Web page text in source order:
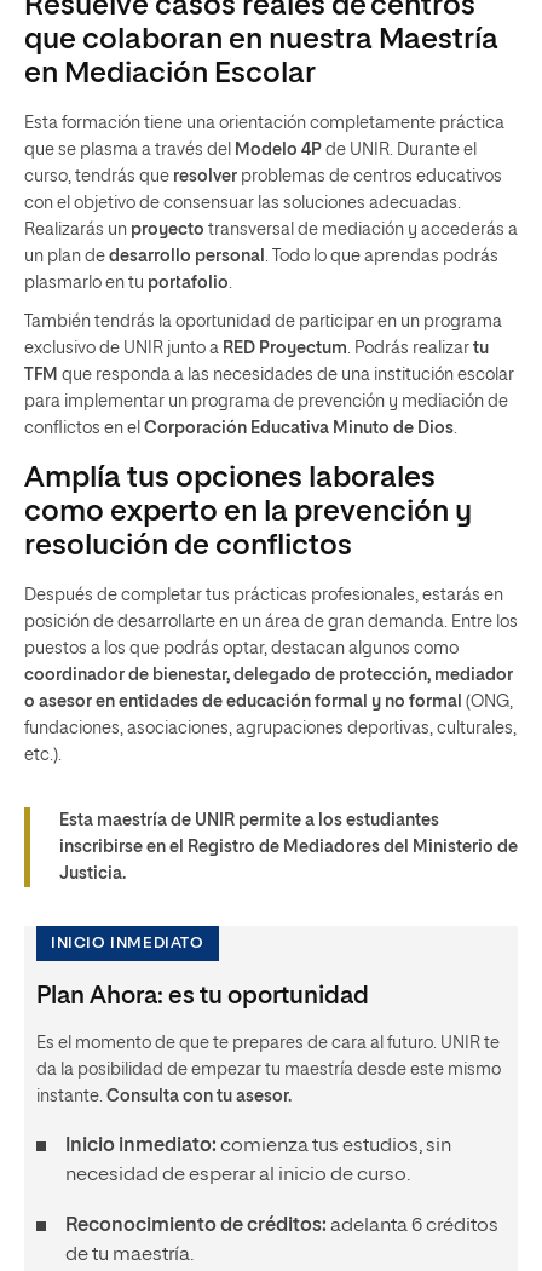
Resuelve casos reales de centros
que colaboran en nuestra Maestría
en Mediación Escolar
Esta formación tiene una orientación completamente práctica
que se plasma a través del Modelo 4P de UNIR. Durante el
curso, tendrás que resolver problemas de centros educativos
con el objetivo de consensuar las soluciones adecuadas.
Realizarás un proyecto transversal de mediación y accederás a
un plan de desarrollo personal . Todo lo que aprendas podrás
plasmarlo en tu portafolio.
También tendrás la oportunidad de participar en un programa
exclusivo de UNIR junto a RED Proyectum. Podrás realizar tu
TFM que responda a las necesidades de una institución escolar
para implementar un programa de prevención y mediación de
conflictos en el Corporación Educativa Minuto de Dios.
Amplía tus opciones laborales
como experto en la prevención y
resolución de conflictos
Después de completar tus prácticas profesionales, estarás en
posición de desarrollarte en un área de gran demanda. Entre los
puestos a los que podrás optar, destacan algunos como
coordinador de bienestar, delegado de protección, mediador
o asesor en entidades de educación formal y no formal (ONG,
fundaciones, asociaciones, agrupaciones deportivas, culturales,
etc.).
Esta maestría de UNIR permite a los estudiantes
inscribirse en el Registro de Mediadores del Ministerio de
Justicia.
INICIO INMEDIATO
Plan Ahora: es tu oportunidad
Es el momento de que te prepares de cara al futuro. UNIR te
da la posibilidad de empezar tu maestría desde este mismo
instante. Consulta con tu asesor.
Inicio inmediato: comienza tus estudios, sin
necesidad de esperar al inicio de curso.
Reconocimiento de créditos: adelanta 6 créditos
de tu maestría.